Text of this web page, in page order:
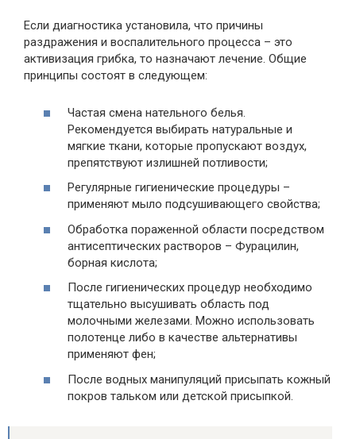
Если диагностика установила, что причины
раздражения и воспалительного процесса – это
активизация грибка, то назначают лечение. Общие
принципы состоят в следующем:
Частая смена нательного белья.
Рекомендуется выбирать натуральные и
мягкие ткани, которые пропускают воздух,
препятствуют излишней потливости;
Регулярные гигиенические процедуры –
применяют мыло подсушивающего свойства;
Обработка пораженной области посредством
антисептических растворов – Фурацилин,
борная кислота;
После гигиенических процедур необходимо
тщательно высушивать область под
молочными железами. Можно использовать
полотенце либо в качестве альтернативы
применяют фен;
После водных манипуляций присыпать кожный
покров тальком или детской присыпкой.